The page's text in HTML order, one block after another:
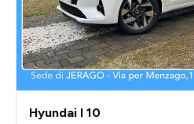
Hyundai I 10